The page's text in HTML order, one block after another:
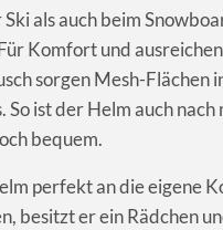
als auch beim
Komfort und
sorgen Mesh-Flächen
So ist der Helm auch
bequem.
perfekt an die eigene
besitzt er ein Rädchen